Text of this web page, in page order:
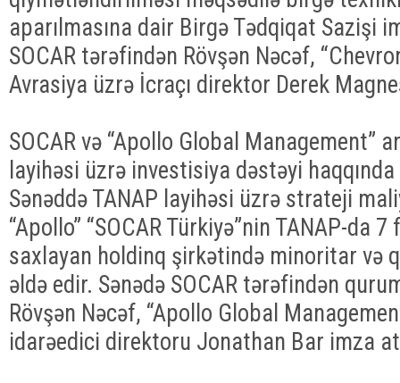
aparılmasına dair Birgə Tədqiqat Sazişi
SOCAR tərəfindən Rövşən Nəcəf,
Avrasiya üzrə İcraçı direktor Derek
SOCAR və “Apollo Global Management”
layihəsi üzrə investisiya dəstəyi
Sənəddə TANAP layihəsi üzrə strateji
“Apollo” “SOCAR Türkiyə”nin TANAP-da 7
saxlayan holdinq şirkətində minoritar və
əldə edir. Sənədə SOCAR tərəfindən
Rövşən Nəcəf, “Apollo Global
idarəedici direktoru Jonathan Bar imza